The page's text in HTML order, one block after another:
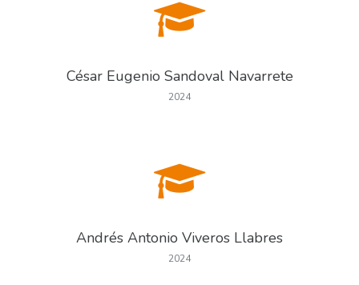
César Eugenio Sandoval Navarrete
2024
Andrés Antonio Viveros Llabres
2024